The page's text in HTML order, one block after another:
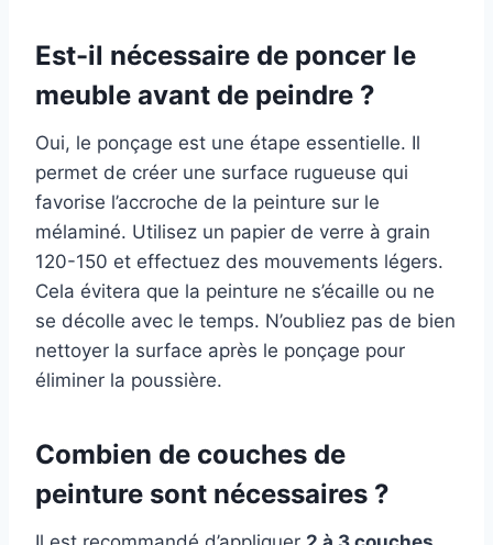
Est-il nécessaire de poncer le
meuble avant de peindre ?
Oui, le ponçage est une étape essentielle. Il
permet de créer une surface rugueuse qui
favorise l’accroche de la peinture sur le
mélaminé. Utilisez un papier de verre à grain
120-150 et effectuez des mouvements légers.
Cela évitera que la peinture ne s’écaille ou ne
se décolle avec le temps. N’oubliez pas de bien
nettoyer la surface après le ponçage pour
éliminer la poussière.
Combien de couches de
peinture sont nécessaires ?